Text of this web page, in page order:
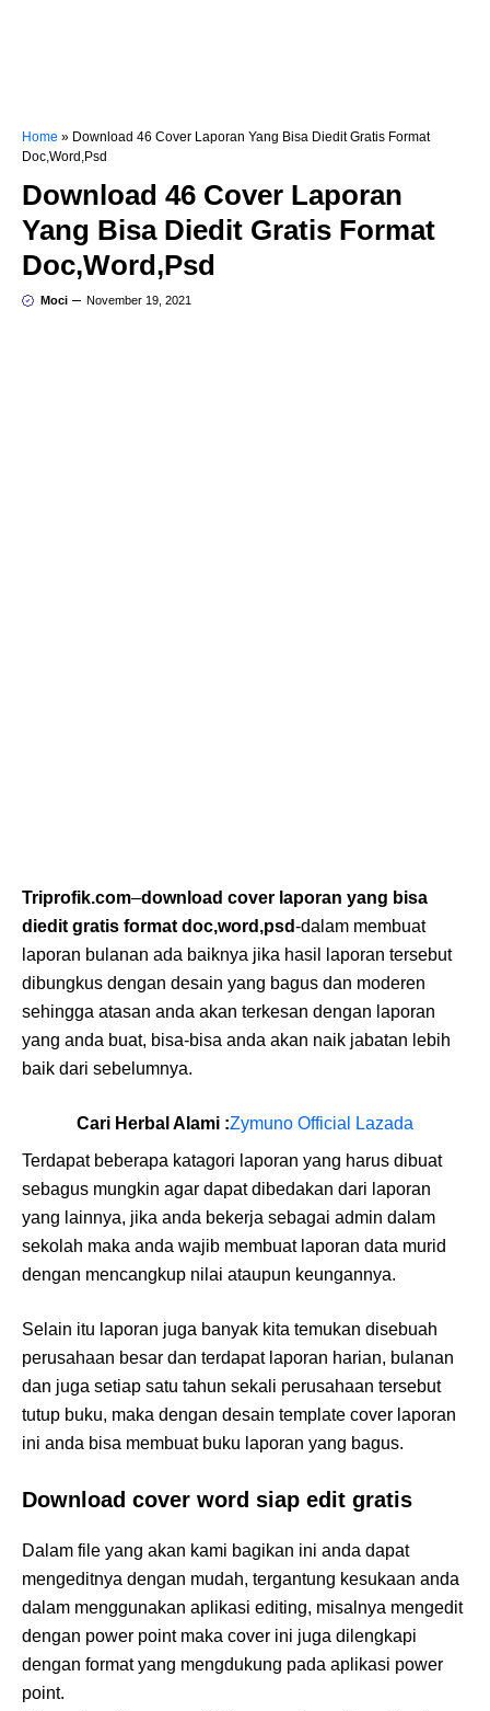
Home » Download 46 Cover Laporan Yang Bisa Diedit Gratis Format
Doc,Word,Psd
Download 46 Cover Laporan
Yang Bisa Diedit Gratis Format
Doc,Word,Psd
Moci November 19, 2021
Triprofik.com–download cover laporan yang bisa
diedit gratis format doc,word,psd-dalam membuat
laporan bulanan ada baiknya jika hasil laporan tersebut
dibungkus dengan desain yang bagus dan moderen
sehingga atasan anda akan terkesan dengan laporan
yang anda buat, bisa-bisa anda akan naik jabatan lebih
baik dari sebelumnya.
Cari Herbal Alami :Zymuno Official Lazada
Terdapat beberapa katagori laporan yang harus dibuat
sebagus mungkin agar dapat dibedakan dari laporan
yang lainnya, jika anda bekerja sebagai admin dalam
sekolah maka anda wajib membuat laporan data murid
dengan mencangkup nilai ataupun keungannya.
Selain itu laporan juga banyak kita temukan disebuah
perusahaan besar dan terdapat laporan harian, bulanan
dan juga setiap satu tahun sekali perusahaan tersebut
tutup buku, maka dengan desain template cover laporan
ini anda bisa membuat buku laporan yang bagus.
Download cover word siap edit gratis
Dalam file yang akan kami bagikan ini anda dapat
mengeditnya dengan mudah, tergantung kesukaan anda
dalam menggunakan aplikasi editing, misalnya mengedit
dengan power point maka cover ini juga dilengkapi
dengan format yang mengdukung pada aplikasi power
point.